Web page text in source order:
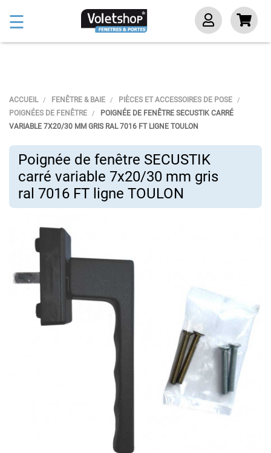
Basculer
la
☰
ACCUEIL FENÊTRE & BAIE
PIÈCES ET ACCESSOIRES DE POSE
POIGNÉES DE FENÊTRE
POIGNÉE DE FENÊTRE SECUSTIK CARRÉ
VARIABLE 7X20/30 MM GRIS RAL 7016 FT LIGNE TOULON
Poignée de fenêtre SECUSTIK
carré variable 7x20/30 mm gris
ral 7016 FT ligne TOULON